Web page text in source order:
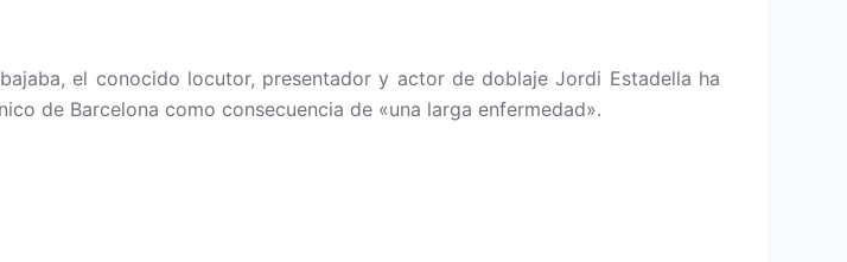
el conocido locutor, presentador y actor de doblaje Jordi Estadella ha
de Barcelona como consecuencia de «una larga enfermedad».